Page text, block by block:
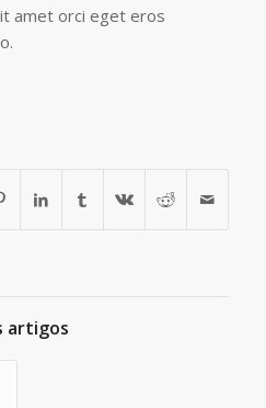
amet orci eget eros
artigos